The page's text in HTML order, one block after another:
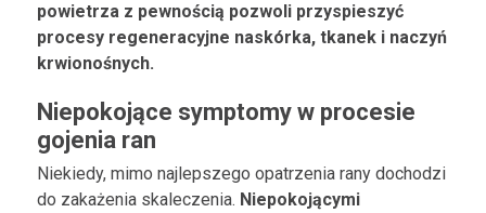
powietrza z pewnością pozwoli przyspieszyć
procesy regeneracyjne naskórka, tkanek i naczyń
krwionośnych.
Niepokojące symptomy w procesie
gojenia ran
Niekiedy, mimo najlepszego opatrzenia rany dochodzi
do zakażenia skaleczenia. Niepokojącymi